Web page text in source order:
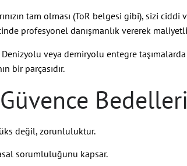
tam olması (ToR belgesi gibi), sizi ciddi
profesyonel danışmanlık vererek
Denizyolu veya demiryolu entegre
bir parçasıdır.
Bedelleri
değil, zorunluluktur.
sorumluluğunu kapsar.